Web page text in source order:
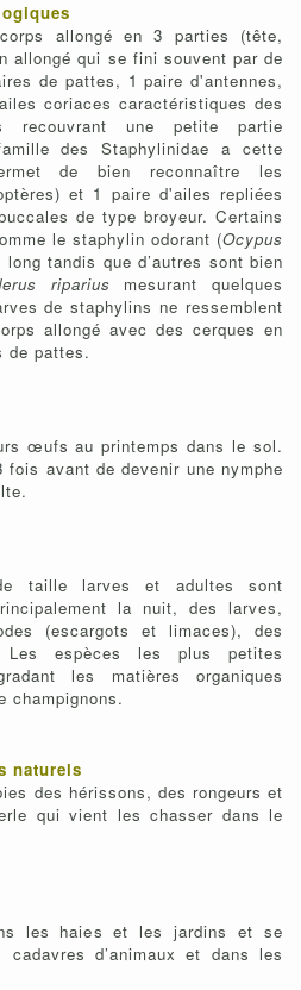
allongé en 3 parties (tête,
allongé qui se fini souvent par de
de pattes, 1 paire d'antennes,
coriaces caractéristiques des
recouvrant une petite partie
des Staphylinidae a cette
de bien reconnaître les
et 1 paire d'ailes repliées
de type broyeur. Certains
le staphylin odorant (Ocypus
tandis que d’autres sont bien
riparius mesurant quelques
de staphylins ne ressemblent
allongé avec des cerques en
de pattes.
œufs au printemps dans le sol.
avant de devenir une nymphe
taille larves et adultes sont
la nuit, des larves,
(escargots et limaces), des
espèces les plus petites
les matières organiques
champignons.
naturels
des hérissons, des rongeurs et
qui vient les chasser dans le
les haies et les jardins et se
d’animaux et dans les